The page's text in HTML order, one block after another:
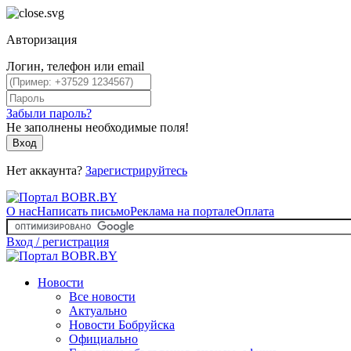
Авторизация
Логин, телефон или email
Забыли пароль?
Не заполнены необходимые поля!
Вход
Нет аккаунта? Зарегистрируйтесь
О насНаписать письмоРеклама на порталеОплата
Вход / регистрация
Новости
Все новости
Актуально
Новости Бобруйска
Официально